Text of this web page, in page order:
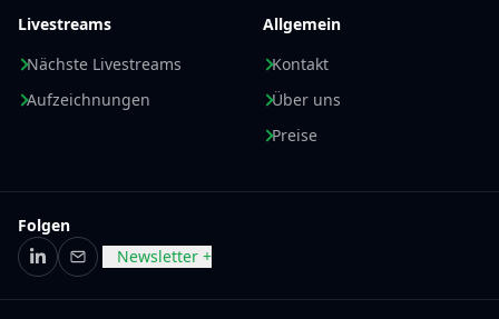
Livestreams
Nächste Livestreams
Aufzeichnungen
Allgemein
Kontakt
Über uns
Preise
Folgen
LinkedIn
E-MailNewsletter +